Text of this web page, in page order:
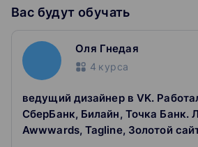
Вас будут обучать
Оля Гнедая
4 курса
ведущий дизайнер в VK.
СберБанк, Билайн, Точка Банк.
Awwwards, Tagline, Золотой